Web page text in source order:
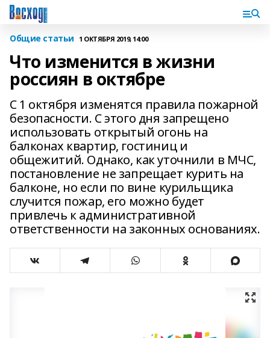
Общие статьи 1 ОКТЯБРЯ 2019, 14:00
Что изменится в жизни
россиян в октябре
С 1 октября изменятся правила пожарной
безопасности. С этого дня запрещено
использовать открытый огонь на
балконах квартир, гостиниц и
общежитий. Однако, как уточнили в МЧС,
постановление не запрещает курить на
балконе, но если по вине курильщика
случится пожар, его можно будет
привлечь к административной
ответственности на законных основаниях.